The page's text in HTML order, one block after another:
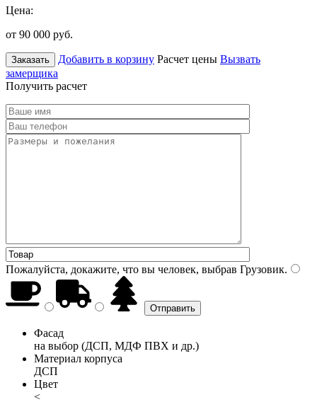
Цена:
от 90 000 руб.
Заказать Добавить в корзину Расчет цены Вызвать
замерщика
Получить расчет
Пожалуйста, докажите, что вы человек, выбрав Грузовик.
Фасад
на выбор (ДСП, МДФ ПВХ и др.)
Материал корпуса
ДСП
Цвет
<